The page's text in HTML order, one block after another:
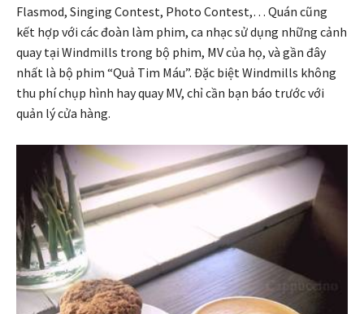
Flasmod, Singing Contest, Photo Contest,… Quán cũng
kết hợp với các đoàn làm phim, ca nhạc sử dụng những cảnh
quay tại Windmills trong bộ phim, MV của họ, và gần đây
nhất là bộ phim “Quả Tim Máu”. Đặc biệt Windmills không
thu phí chụp hình hay quay MV, chỉ cần bạn báo trước với
quản lý cửa hàng.